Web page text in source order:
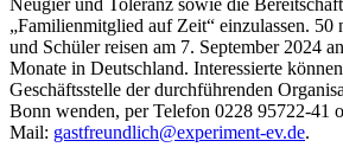
„Familienmitglied auf Zeit“ einzulassen. 50
und Schüler reisen am 7. September 2024
Monate in Deutschland. Interessierte
Geschäftsstelle der durchführenden
Bonn wenden, per Telefon 0228 95722-41
Mail: gastfreundlich@experiment-ev.de.